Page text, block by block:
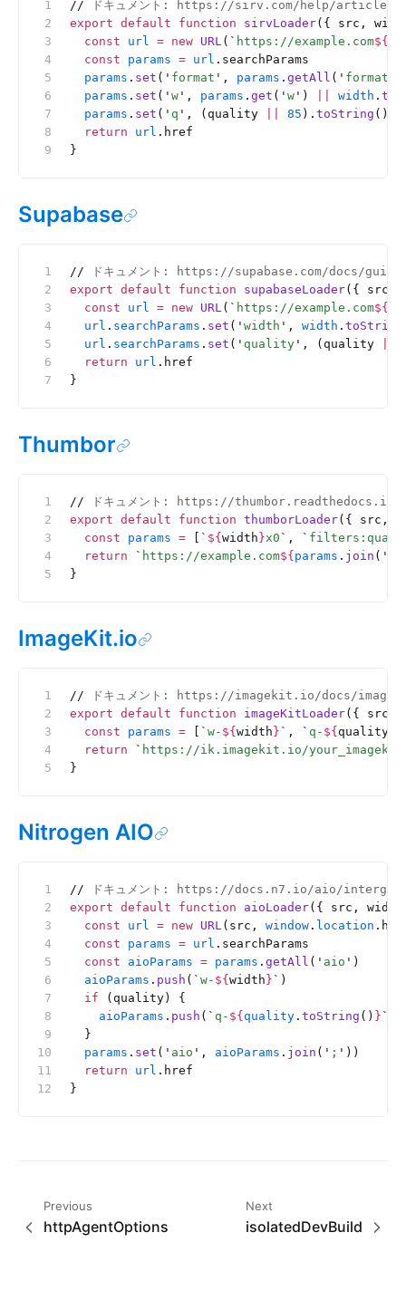
// ドキュメント: https://sirv.com/help/articles/
export default function sirvLoader({ src,
  const
url = new URL( ` https://example.com${
  const
params = url .searchParams
  params
. set ( ' format ' , params . getAll ( ' format
  params
. set ( ' w ' , params . get ( ' w ' ) width .
  params
. set ( ' q ' , (quality 85 ). toString ())
  return
url .href
}
Supabase
// ドキュメント: https://supabase.com/docs/
export default function supabaseLoader({ src,
  const
url = new URL( ` https://example.com${
  url
. searchParams . set ( ' width ' , width . toString
  url
. searchParams . set ( ' quality ' , (quality
  return
url .href
}
Thumbor
// ドキュメント: https://
export default function thumborLoader({ src,
  const
params = ` ${ width }x0 ` , `
  return
` https://example.com${ params . join ( '
}
ImageKit.io
// ドキュメント: https://imagekit.io/docs/
export default function imageKitLoader({ src,
  const
params = ` w- ${ width } ` , ` q- ${ quality
  return
` https://ik.imagekit.io/
}
Nitrogen AIO
// ドキュメント: https://docs.n7.io/aio/
export default function aioLoader({ src,
  const
url = new URL(src, window . location
  const
params = url .searchParams
  const
aioParams = params . getAll ( ' aio ' )
  aioParams
. push ( ` w- ${ width } ` )
  if
(quality) {
    aioParams
. push ( ` q- ${ quality . toString () } `
  }
  params
. set ( ' aio ' , aioParams . join ( ' ; ' ))
  return
url .href
}
Previous
httpAgentOptions
Next
isolatedDevBuild